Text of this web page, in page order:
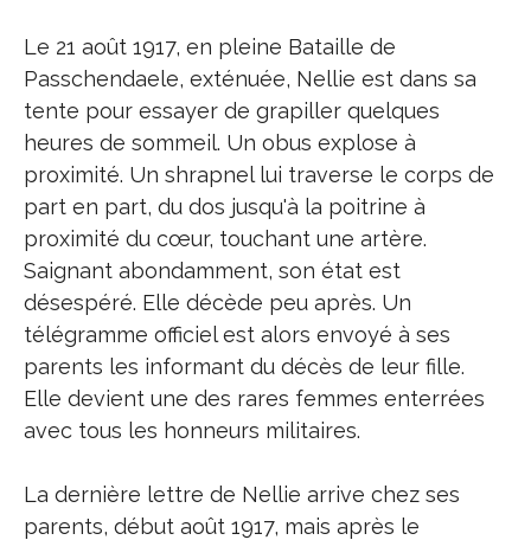
Le 21 août 1917, en pleine Bataille de
Passchendaele, exténuée, Nellie est dans sa
tente pour essayer de grapiller quelques
heures de sommeil. Un obus explose à
proximité. Un shrapnel lui traverse le corps de
part en part, du dos jusqu'à la poitrine à
proximité du cœur, touchant une artère.
Saignant abondamment, son état est
désespéré. Elle décède peu après. Un
télégramme officiel est alors envoyé à ses
parents les informant du décès de leur fille.
Elle devient une des rares femmes enterrées
avec tous les honneurs militaires.
La dernière lettre de Nellie arrive chez ses
parents, début août 1917, mais après le